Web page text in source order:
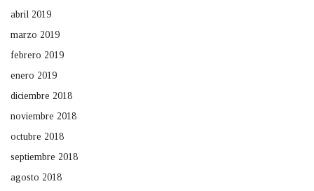
abril 2019
marzo 2019
febrero 2019
enero 2019
diciembre 2018
noviembre 2018
octubre 2018
septiembre 2018
agosto 2018